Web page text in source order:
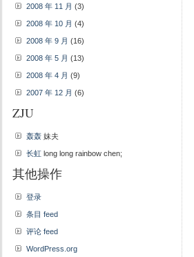
2008 年 11 月 (3)
2008 年 10 月 (4)
2008 年 9 月 (16)
2008 年 5 月 (13)
2008 年 4 月 (9)
2007 年 12 月 (6)
ZJU
轰轰 妹夫
长虹 long long rainbow chen;
其他操作
登录
条目 feed
评论 feed
WordPress.org